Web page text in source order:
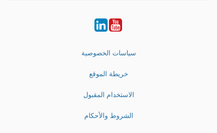
Youtube
LinkedIn
سياسات الخصوصية
خريطة الموقع
الاستخدام المقبول
الشروط والأحكام